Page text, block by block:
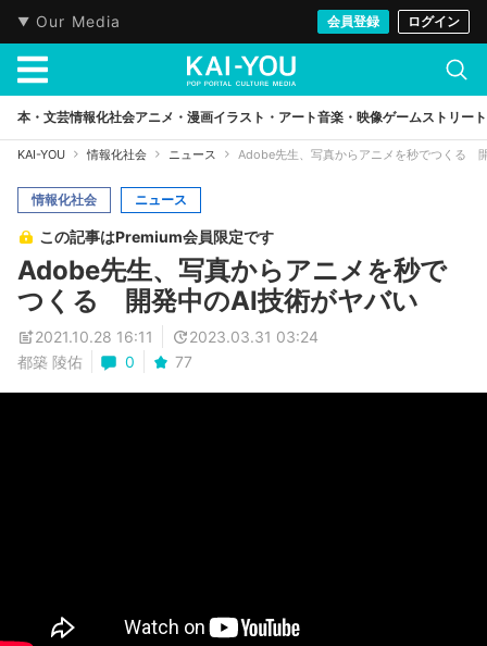
Our Media 会員登録 ログイン
本・文芸情報化社会アニメ・漫画イラスト・アート音楽・映像ゲームストリート
KAI-YOU 情報化社会 ニュース Adobe先生、写真からアニメを秒でつくる
情報化社会 ニュース
この記事はPremium会員限定です
Adobe先生、写真からアニメを秒で
つくる 開発中のAI技術がヤバい
2021.10.28 16:11
2023.03.31 03:24
都築 陵佑
0 77